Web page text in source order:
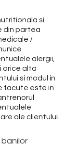
si
din partea
/
alergii,
orice alta
si modul in
facute este in
ale clientului.